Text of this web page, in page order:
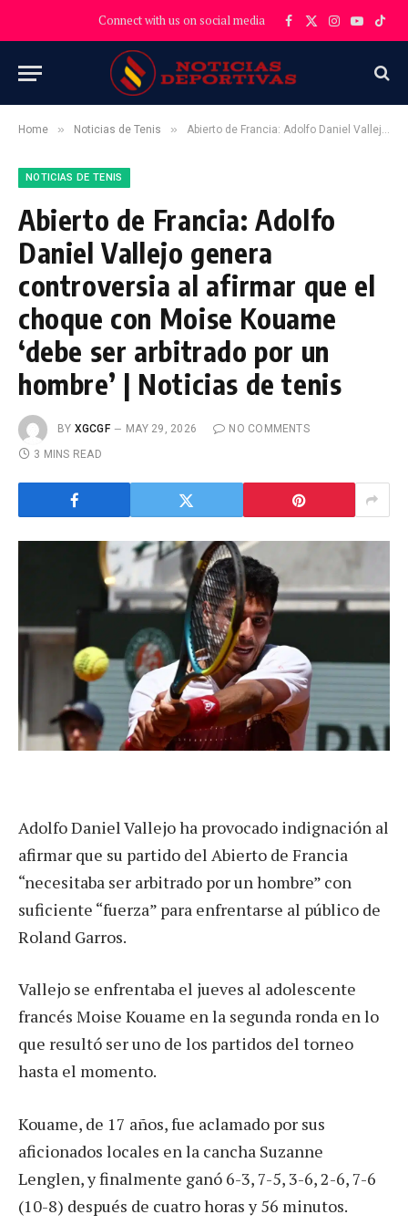
Connect with us on social media Facebook
X
Instagram
YouTube
Home » Noticias de Tenis » Abierto de Francia: Adolfo Daniel Vallejo genera controversia al afirmar que el choque con Moise Kouame ‘debe ser arbitrado por un hombre’ | Noticias de tenis
NOTICIAS DE TENIS
Abierto de Francia: Adolfo
Daniel Vallejo genera
controversia al afirmar que el
choque con Moise Kouame
‘debe ser arbitrado por un
hombre’ | Noticias de tenis
BY XGCGF MAY 29, 2026
NO COMMENTS
3 MINS READ
Adolfo Daniel Vallejo ha provocado indignación al
afirmar que su partido del Abierto de Francia
“necesitaba ser arbitrado por un hombre” con
suficiente “fuerza” para enfrentarse al público de
Roland Garros.
Vallejo se enfrentaba el jueves al adolescente
francés Moise Kouame en la segunda ronda en lo
que resultó ser uno de los partidos del torneo
hasta el momento.
Kouame, de 17 años, fue aclamado por sus
aficionados locales en la cancha Suzanne
Lenglen, y finalmente ganó 6-3, 7-5, 3-6, 2-6, 7-6
(10-8) después de cuatro horas y 56 minutos.